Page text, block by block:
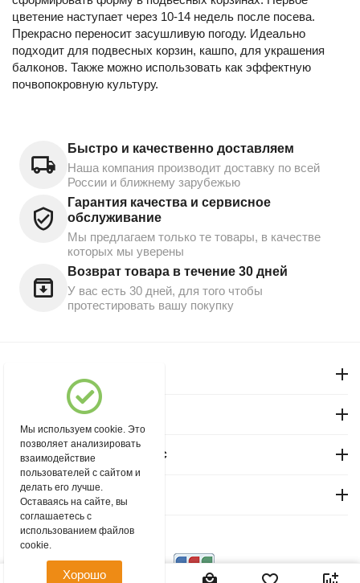
цветение наступает через 10-14 недель после посева.
Прекрасно переносит засушливую погоду. Идеально
подходит для подвесных корзин, кашпо, для украшения
балконов. Также можно использовать как эффектную
почвопокровную культyру.
Быстро и качественно доставляем
Наша компания производит доставку по всей
России и ближнему зарубежью
Гарантия качества и сервисное
обслуживание
Мы предлагаем только те товары, в качестве
которых мы уверены
Возврат товара в течение 30 дней
У вас есть 30 дней, для того чтобы
протестировать вашу покупку
Магазин "Северный"
Покупательский сервис
Контакты
© 2004 - 2026 msever.ru.
Мы используем cookie. Это
позволяет анализировать
взаимодействие
пользователей с сайтом и
делать его лучше.
Оставаясь на сайте, вы
соглашаетесь с
использованием файлов
cookie.
Хорошо